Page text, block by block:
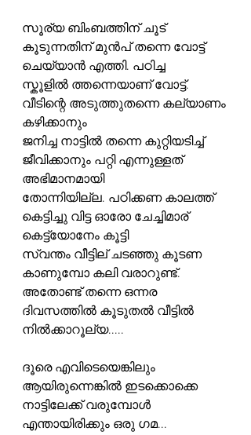
സൂര്യ ബിംബത്തിന് ചൂട്
കൂടുന്നതിന് മുൻപ് തന്നെ വോട്ട്
ചെയ്യാൻ എത്തി. പഠിച്ച
സ്കൂളിൽ ത്തന്നെയാണ് വോട്ട്.
വീടിന്റെ അടുത്തുതന്നെ കല്യാണം
കഴിക്കാനും
ജനിച്ച നാട്ടിൽ തന്നെ കുറ്റിയടിച്ച്
ജീവിക്കാനും പറ്റി എന്നുള്ളത്
അഭിമാനമായി
തോന്നിയില്ല. പഠിക്കണ കാലത്ത്
കെട്ടിച്ചു വിട്ട ഓരോ ചേച്ചിമാര്
കെട്ട്യോനേം കൂട്ടി
സ്വന്തം വീട്ടില് ചടഞ്ഞു കൂടണ
കാണുമ്പോ കലി വരാറുണ്ട്.
അതോണ്ട് തന്നെ ഒന്നര
ദിവസത്തിൽ കൂടുതൽ വീട്ടിൽ
നിൽക്കാറൂല്യ.....
ദൂരെ എവിടെയെങ്കിലും
ആയിരുന്നെങ്കിൽ ഇടക്കൊക്കെ
നാട്ടിലേക്ക് വരുമ്പോൾ
എന്തായിരിക്കും ഒരു ഗമ...